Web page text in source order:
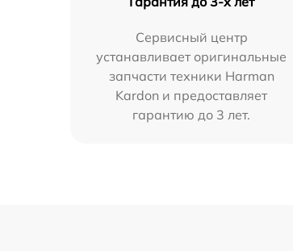
Сервисный центр
устанавливает оригинальные
запчасти техники Harman
Kardon и предоставляет
гарантию до 3 лет.